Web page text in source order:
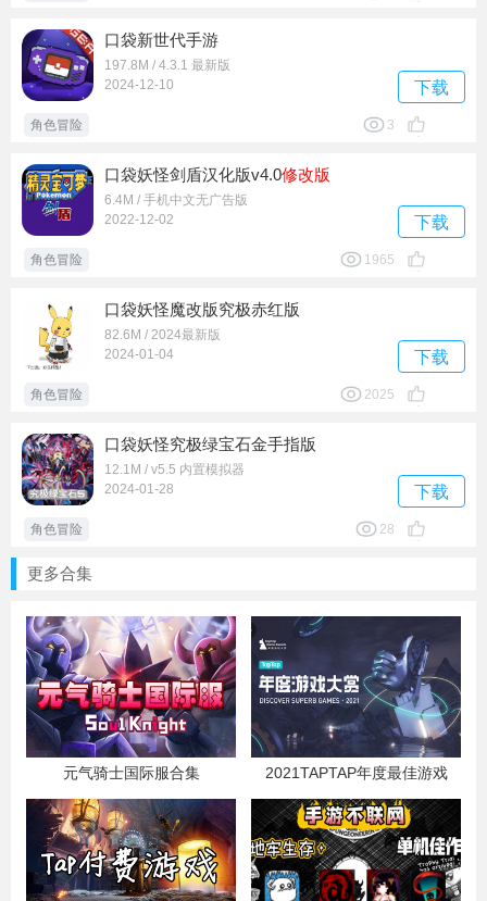
口袋新世代手游
197.8M / 4.3.1 最新版
2024-12-10
下载
角色冒险 3
口袋妖怪剑盾汉化版v4.0修改版
6.4M / 手机中文无广告版
2022-12-02
下载
角色冒险 1965
口袋妖怪魔改版究极赤红版
82.6M / 2024最新版
2024-01-04
下载
角色冒险 2025
口袋妖怪究极绿宝石金手指版
12.1M / v5.5 内置模拟器
2024-01-28
下载
角色冒险 28
更多合集
元气骑士国际服合集 2021TAPTAP年度最佳游戏